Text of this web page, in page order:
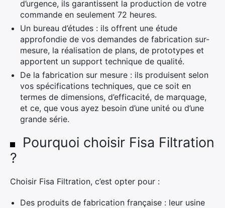
d’urgence, ils garantissent la production de votre
commande en seulement 72 heures.
Un bureau d’études : ils offrent une étude
approfondie de vos demandes de fabrication sur-
mesure, la réalisation de plans, de prototypes et
apportent un support technique de qualité.
De la fabrication sur mesure : ils produisent selon
vos spécifications techniques, que ce soit en
termes de dimensions, d’efficacité, de marquage,
et ce, que vous ayez besoin d’une unité ou d’une
grande série.
Pourquoi choisir Fisa Filtration
?
Choisir Fisa Filtration, c’est opter pour :
Des produits de fabrication française : leur usine